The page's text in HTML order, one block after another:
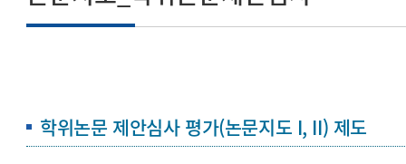
학위논문 제안심사 평가(논문지도 I, II) 제도